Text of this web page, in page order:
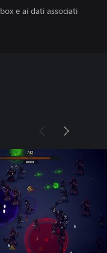
e ai dati associati